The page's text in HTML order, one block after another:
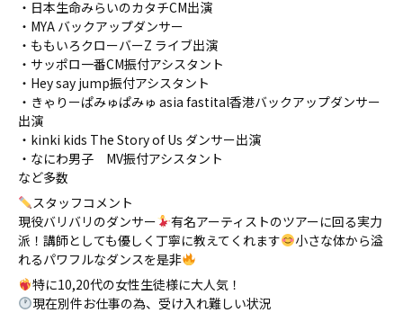
・日本生命みらいのカタチCM出演
・MYA バックアップダンサー
・ももいろクローバーZ ライブ出演
・サッポロ一番CM振付アシスタント
・Hey say jump振付アシスタント
・きゃりーぱみゅぱみゅ asia fastital香港バックアップダンサー
出演
・kinki kids The Story of Us ダンサー出演
・なにわ男子 MV振付アシスタント
など多数
スタッフコメント
現役バリバリのダンサー
有名アーティストのツアーに回る実力
派！講師としても優しく丁寧に教えてくれます
小さな体から溢
れるパワフルなダンスを是非
特に10,20代の女性生徒様に大人気！
現在別件お仕事の為、受け入れ難しい状況